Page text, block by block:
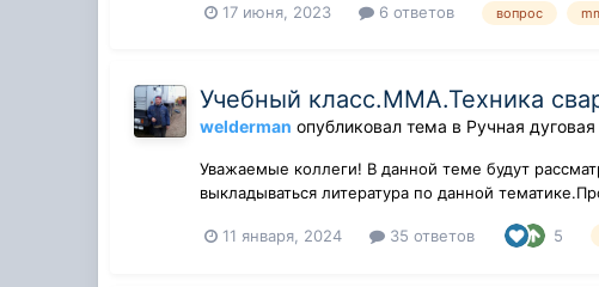
17 июня, 2023 6 ответов вопрос
Учебный класс.ММА.Техника
welderman опубликовал тема в Ручная
Уважаемые коллеги! В данной теме будут
выкладываться литература по данной
11 января, 2024
35 ответов 5